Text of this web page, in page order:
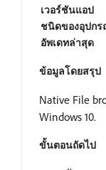
เวอร์ชันแอป
ชนิดของอุปก
อัพเดทล่าสุด
ข้อมูลโดยสรุป
Native File
Windows 10.
ขั้นตอนถัดไป